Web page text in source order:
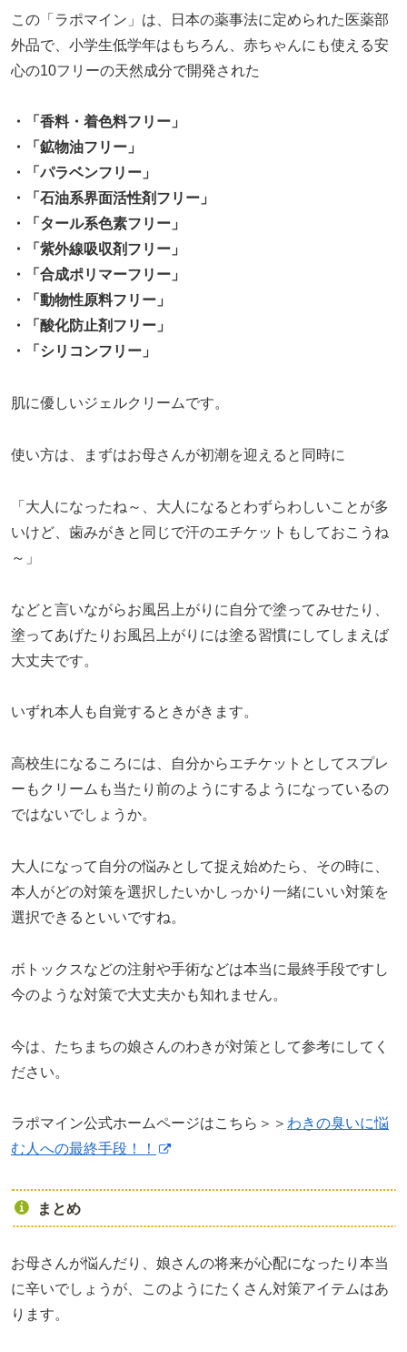
この「ラポマイン」は、日本の薬事法に定められた医薬部
外品で、小学生低学年はもちろん、赤ちゃんにも使える安
心の10フリーの天然成分で開発された
・「香料・着色料フリー」
・「鉱物油フリー」
・「パラベンフリー」
・「石油系界面活性剤フリー」
・「タール系色素フリー」
・「紫外線吸収剤フリー」
・「合成ポリマーフリー」
・「動物性原料フリー」
・「酸化防止剤フリー」
・「シリコンフリー」
肌に優しいジェルクリームです。
使い方は、まずはお母さんが初潮を迎えると同時に
「大人になったね～、大人になるとわずらわしいことが多
いけど、歯みがきと同じで汗のエチケットもしておこうね
～」
などと言いながらお風呂上がりに自分で塗ってみせたり、
塗ってあげたりお風呂上がりには塗る習慣にしてしまえば
大丈夫です。
いずれ本人も自覚するときがきます。
高校生になるころには、自分からエチケットとしてスプレ
ーもクリームも当たり前のようにするようになっているの
ではないでしょうか。
大人になって自分の悩みとして捉え始めたら、その時に、
本人がどの対策を選択したいかしっかり一緒にいい対策を
選択できるといいですね。
ボトックスなどの注射や手術などは本当に最終手段ですし
今のような対策で大丈夫かも知れません。
今は、たちまちの娘さんのわきが対策として参考にしてく
ださい。
ラポマイン公式ホームページはこちら＞＞ わきの臭いに悩
む人への最終手段！！
まとめ
お母さんが悩んだり、娘さんの将来が心配になったり本当
に辛いでしょうが、このようにたくさん対策アイテムはあ
ります。